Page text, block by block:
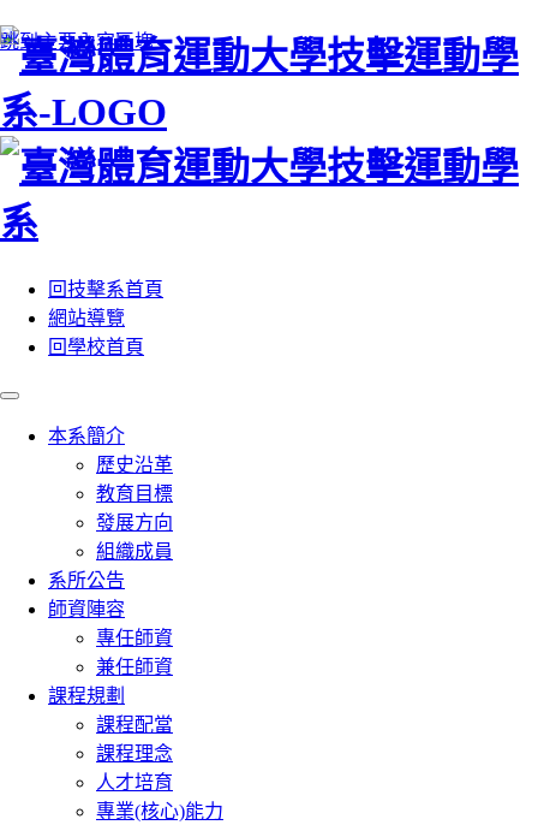
跳到主要內容區塊
:::
回技擊系首頁
網站導覽
回學校首頁
本系簡介
歷史沿革
教育目標
發展方向
組織成員
系所公告
師資陣容
專任師資
兼任師資
課程規劃
課程配當
課程理念
人才培育
專業(核心)能力